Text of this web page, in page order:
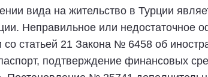
вида на жительство в Турции
Неправильное или недостаточное
со статьей 21 Закона № 6458 об
подтверждение финансовых